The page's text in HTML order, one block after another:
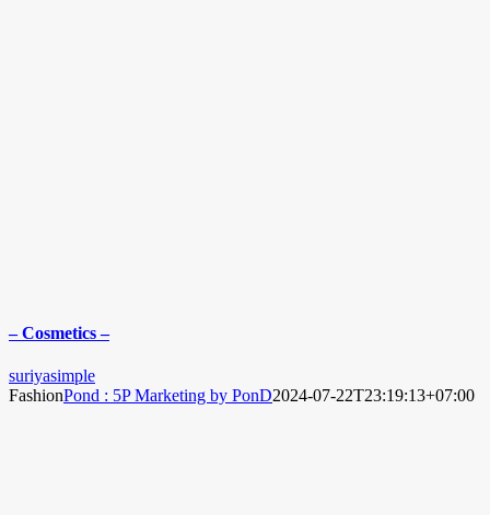
– Cosmetics –
suriyasimple
FashionPond : 5P Marketing by PonD2024-07-22T23:19:13+07:00